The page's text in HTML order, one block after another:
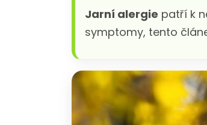
Jarní alergie patří k
symptomy, tento